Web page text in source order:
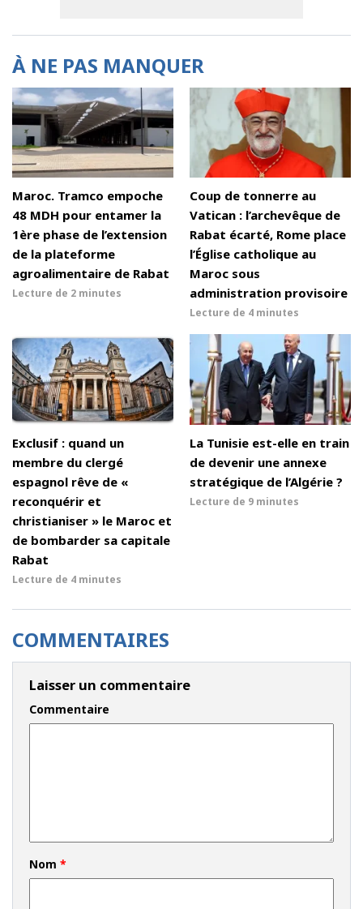
À NE PAS MANQUER
Maroc. Tramco empoche
48 MDH pour entamer la
1ère phase de l’extension
de la plateforme
agroalimentaire de Rabat
Lecture de 2 minutes
Coup de tonnerre au
Vatican : l’archevêque de
Rabat écarté, Rome place
l’Église catholique au
Maroc sous
administration provisoire
Lecture de 4 minutes
Exclusif : quand un
membre du clergé
espagnol rêve de «
reconquérir et
christianiser » le Maroc et
de bombarder sa capitale
Rabat
Lecture de 4 minutes
La Tunisie est-elle en train
de devenir une annexe
stratégique de l’Algérie ?
Lecture de 9 minutes
COMMENTAIRES
Laisser un commentaire
Commentaire
Nom *